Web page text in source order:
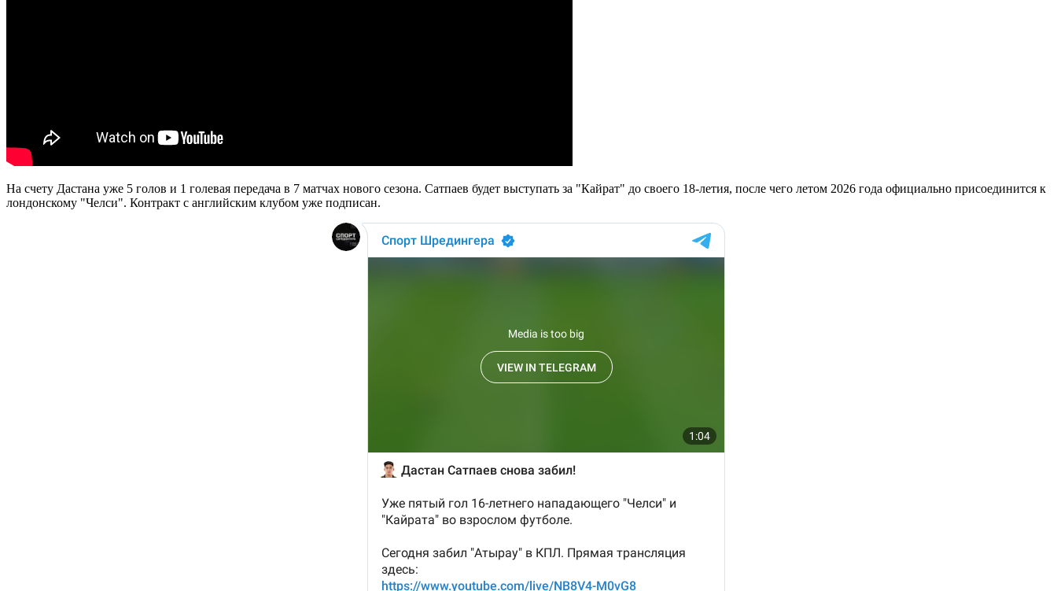
На счету Дастана уже 5 голов и 1 голевая передача в 7 матчах нового сезона. Сатпаев будет выступать за "Кайрат" до своего 18-летия, после чего летом 2026 года официально присоединится к
лондонскому "Челси". Контракт с английским клубом уже подписан.